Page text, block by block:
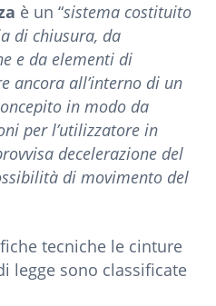
è un “sistema costituito
di chiusura, da
e da elementi di
ancora all’interno di un
in modo da
per l’utilizzatore in
decelerazione del
di movimento del
tecniche le cinture
legge sono classificate